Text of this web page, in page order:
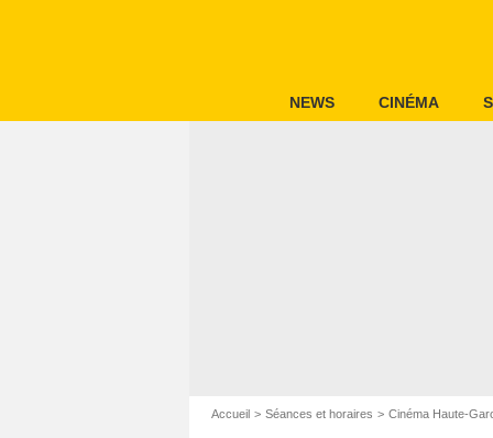
NEWS CINÉMA
Accueil Séances et horaires Cinéma Haute-